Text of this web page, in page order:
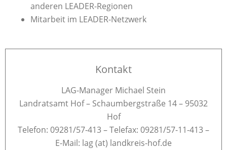
anderen LEADER-Regionen
Mitarbeit im LEADER-Netzwerk
Kontakt
LAG-Manager Michael Stein
Landratsamt Hof – Schaumbergstraße 14 – 95032
Hof
Telefon: 09281/57-413 – Telefax: 09281/57-11-413 –
E-Mail: lag (at) landkreis-hof.de